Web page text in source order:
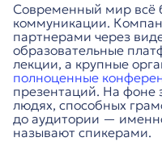
Современный мир всё
коммуникации.
партнерами через
образовательные
лекции, а крупные
полноценные
презентаций. На фоне
людях, способных
до аудитории —
называют спикерами.